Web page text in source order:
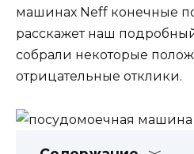
машинах Neff конечные
расскажет наш
собрали некоторые
отрицательные отклики.